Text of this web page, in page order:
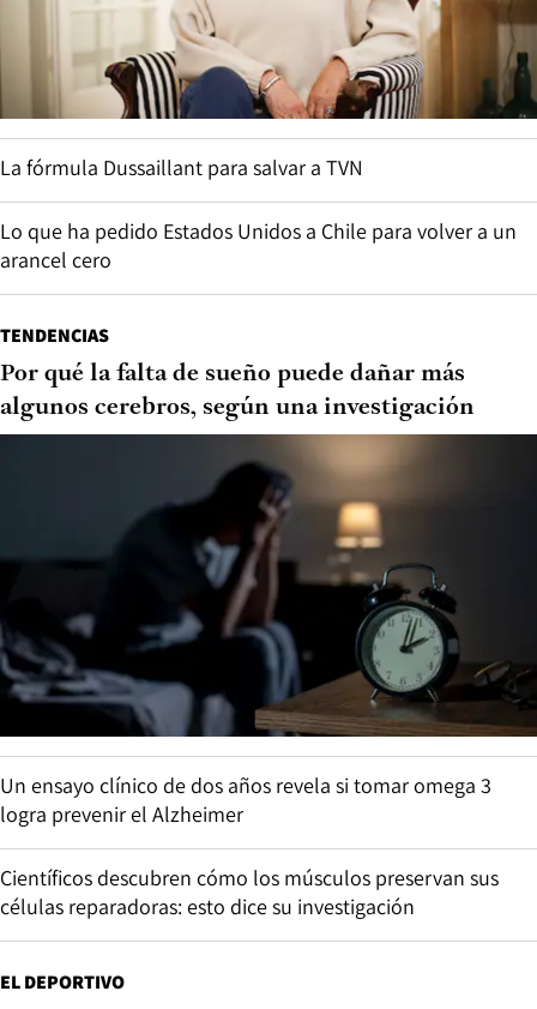
La fórmula Dussaillant para salvar a TVN
Lo que ha pedido Estados Unidos a Chile para volver a un
arancel cero
TENDENCIAS
Por qué la falta de sueño puede dañar más
algunos cerebros, según una investigación
Un ensayo clínico de dos años revela si tomar omega 3
logra prevenir el Alzheimer
Científicos descubren cómo los músculos preservan sus
células reparadoras: esto dice su investigación
EL DEPORTIVO